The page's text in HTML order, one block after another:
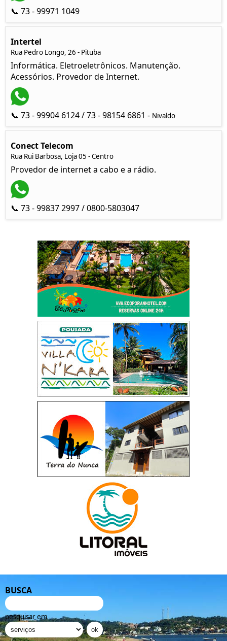
📞 73 - 99971 1049
Intertel
Rua Pedro Longo, 26 - Pituba
Informática. Eletroeletrônicos. Manutenção.
Acessórios. Provedor de Internet.
📞 73 - 99904 6124 / 73 - 98154 6861 - Nivaldo
Conect Telecom
Rua Rui Barbosa, Loja 05 - Centro
Provedor de internet a cabo e a rádio.
📞 73 - 99837 2997 / 0800-5803047
BUSCA
pesquisar em